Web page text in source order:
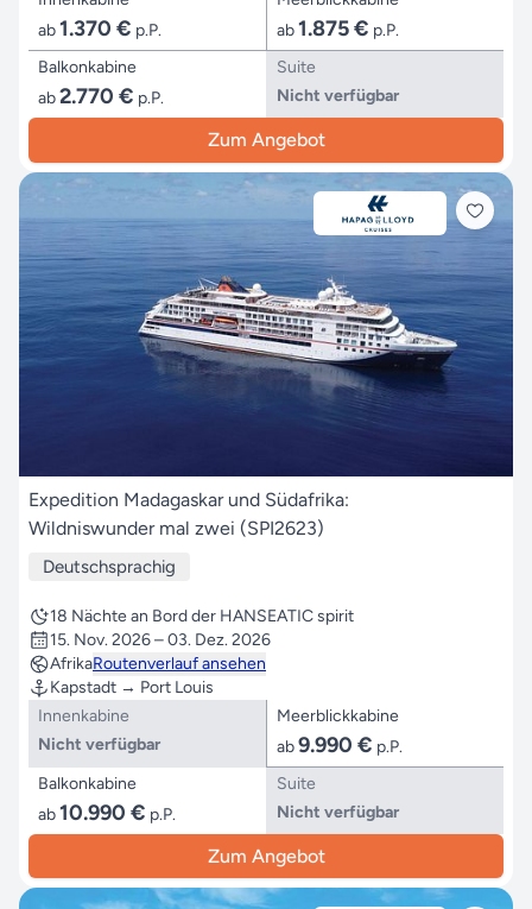
ab1.370 € p.P.
ab1.875 € p.P.
Balkonkabine
ab2.770 € p.P.
Suite
Nicht verfügbar
Zum Angebot
Expedition Madagaskar und Südafrika:
Wildniswunder mal zwei (SPI2623)
Deutschsprachig
18 Nächte an Bord der HANSEATIC spirit
15. Nov. 2026 – 03. Dez. 2026
AfrikaRoutenverlauf ansehen
Kapstadt → Port Louis
Innenkabine
Nicht verfügbar
Meerblickkabine
ab9.990 € p.P.
Balkonkabine
ab10.990 € p.P.
Suite
Nicht verfügbar
Zum Angebot